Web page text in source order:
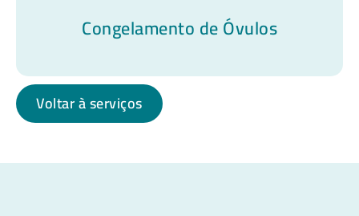
Congelamento de Óvulos
Voltar à serviços